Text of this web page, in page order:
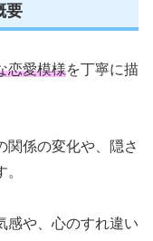
要
恋愛模様を丁寧に描
関係の変化や、隠さ
感や、心のすれ違い